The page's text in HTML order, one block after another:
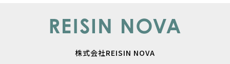
株式会社REISIN NOVA